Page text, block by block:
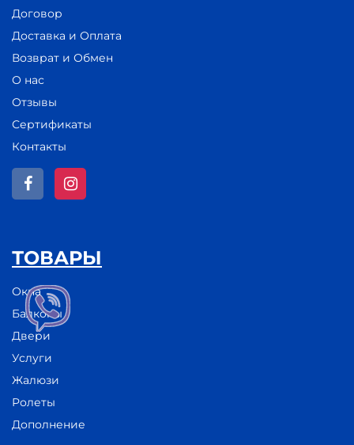
Договор
Доставка и Оплата
Возврат и Обмен
О нас
Отзывы
Сертификаты
Контакты
ТОВАРЫ
Окна
Балконы
Двери
Услуги
Жалюзи
Ролеты
Дополнение